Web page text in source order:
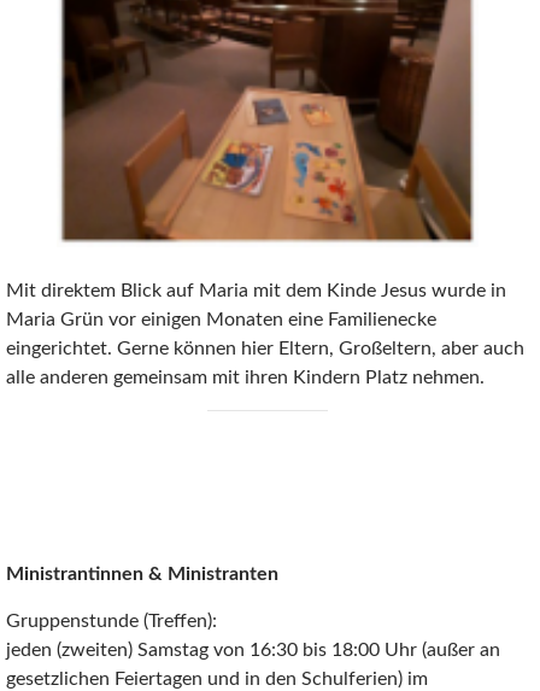
Mit direktem Blick auf Maria mit dem Kinde Jesus wurde in
Maria Grün vor einigen Monaten eine Familienecke
eingerichtet. Gerne können hier Eltern, Großeltern, aber auch
alle anderen gemeinsam mit ihren Kindern Platz nehmen.
Ministrantinnen & Ministranten
Gruppenstunde (Treffen):
jeden (zweiten) Samstag von 16:30 bis 18:00 Uhr (außer an
gesetzlichen Feiertagen und in den Schulferien) im